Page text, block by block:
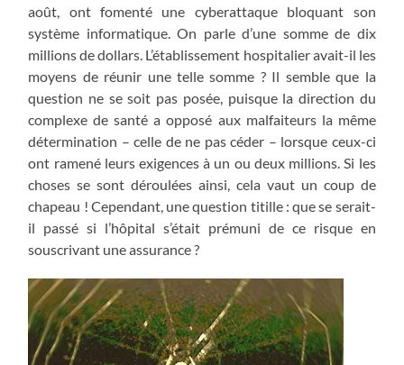
août, ont fomenté une cyberattaque bloquant son
système informatique. On parle d’une somme de dix
millions de dollars. L’établissement hospitalier avait-il les
moyens de réunir une telle somme ? Il semble que la
question ne se soit pas posée, puisque la direction du
complexe de santé a opposé aux malfaiteurs la même
détermination – celle de ne pas céder – lorsque ceux-ci
ont ramené leurs exigences à un ou deux millions. Si les
choses se sont déroulées ainsi, cela vaut un coup de
chapeau ! Cependant, une question titille : que se serait-
il passé si l’hôpital s’était prémuni de ce risque en
souscrivant une assurance ?